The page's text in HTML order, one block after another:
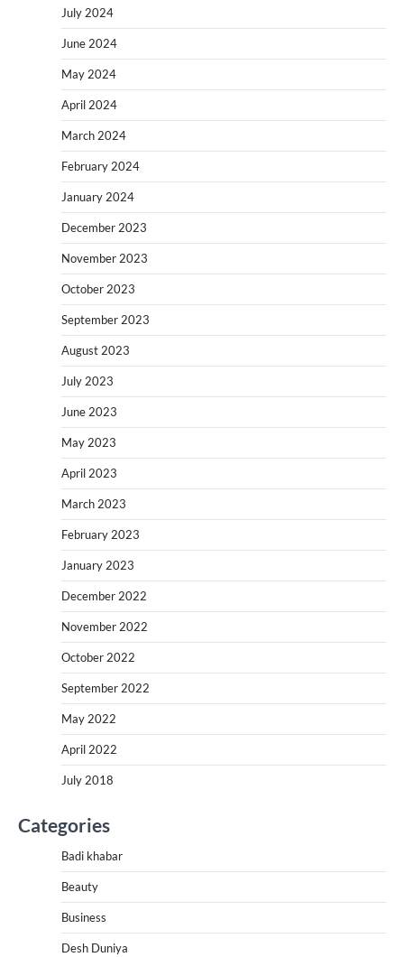
July 2024
June 2024
May 2024
April 2024
March 2024
February 2024
January 2024
December 2023
November 2023
October 2023
September 2023
August 2023
July 2023
June 2023
May 2023
April 2023
March 2023
February 2023
January 2023
December 2022
November 2022
October 2022
September 2022
May 2022
April 2022
July 2018
Categories
Badi khabar
Beauty
Business
Desh Duniya